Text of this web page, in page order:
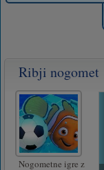
Ribji nogomet
Nogometne igre z